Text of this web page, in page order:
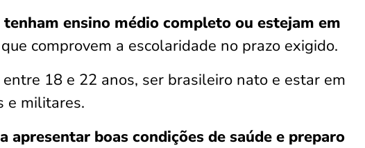
ensino médio completo ou estejam em
comprovem a escolaridade no prazo exigido.
18 e 22 anos, ser brasileiro nato e estar em
e militares.
apresentar boas condições de saúde e preparo